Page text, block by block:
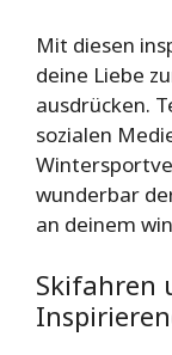
Mit diesen
deine Liebe
ausdrücken.
sozialen
wunderbar
an deinem
Skifahren